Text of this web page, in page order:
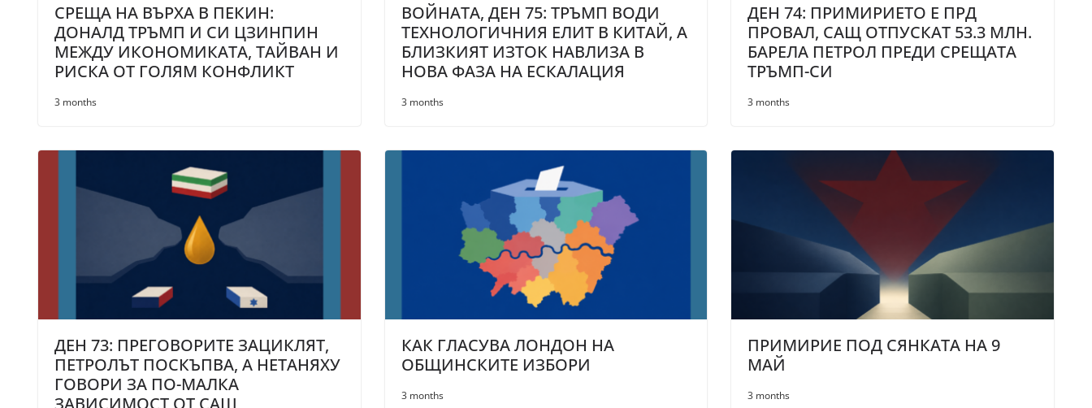
СРЕЩА НА ВЪРХА В ПЕКИН:
ДОНАЛД ТРЪМП И СИ ЦЗИНПИН
МЕЖДУ ИКОНОМИКАТА, ТАЙВАН И
РИСКА ОТ ГОЛЯМ КОНФЛИКТ
3 months
ВОЙНАТА, ДЕН 75: ТРЪМП ВОДИ
ТЕХНОЛОГИЧНИЯ ЕЛИТ В КИТАЙ, А
БЛИЗКИЯТ ИЗТОК НАВЛИЗА В
НОВА ФАЗА НА ЕСКАЛАЦИЯ
3 months
ДЕН 74: ПРИМИРИЕТО Е ПРД
ПРОВАЛ, САЩ ОТПУСКАТ 53.3 МЛН.
БАРЕЛА ПЕТРОЛ ПРЕДИ СРЕЩАТА
ТРЪМП-СИ
3 months
ДЕН 73: ПРЕГОВОРИТЕ ЗАЦИКЛЯТ,
ПЕТРОЛЪТ ПОСКЪПВА, А НЕТАНЯХУ
ГОВОРИ ЗА ПО-МАЛКА
КАК ГЛАСУВА ЛОНДОН НА
ОБЩИНСКИТЕ ИЗБОРИ
3 months
ПРИМИРИЕ ПОД СЯНКАТА НА 9
МАЙ
3 months